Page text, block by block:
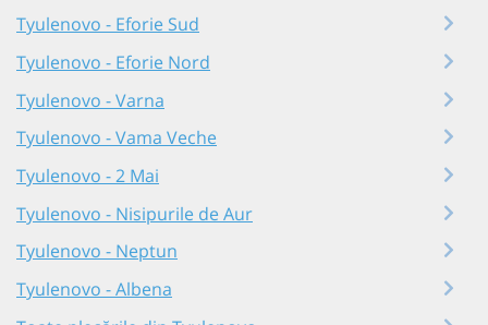
Tyulenovo - Eforie Sud
Tyulenovo - Eforie Nord
Tyulenovo - Varna
Tyulenovo - Vama Veche
Tyulenovo - 2 Mai
Tyulenovo - Nisipurile de Aur
Tyulenovo - Neptun
Tyulenovo - Albena